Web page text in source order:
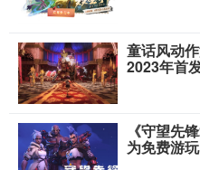
童话风动
2023年首
《守望先
为免费游玩